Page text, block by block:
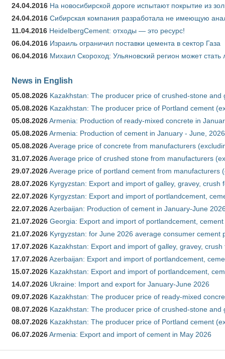
24.04.2016 На новосибирской дороге испытают покрытие из
24.04.2016 Сибирская компания разработала не имеющую
11.04.2016 HeidelbergCement: отходы — это ресурс!
06.04.2016 Израиль ограничил поставки цемента в сектор Газа
06.04.2016 Михаил Скороход: Ульяновский регион может
News in English
05.08.2026 Kazakhstan: The producer price of crushed-stone and
05.08.2026 Kazakhstan: The producer price of Portland cement
05.08.2026Armenia: Production of ready-mixed concrete in
05.08.2026Armenia: Production of cement in January - June, 2026
05.08.2026Average price of concrete from manufacturers
31.07.2026Average price of crushed stone from manufacturers
29.07.2026Average price of portland cement from manufacturers
28.07.2026 Kyrgyzstan: Export and import of galley, gravey,
22.07.2026 Kyrgyzstan: Export and import of portlandcement,
22.07.2026Azerbaijan: Production of cement in January-June
21.07.2026 Georgia: Export and import of portlandcement,
21.07.2026 Kyrgyzstan: for June 2026 average consumer cement
17.07.2026 Kazakhstan: Export and import of galley, gravey,
17.07.2026Azerbaijan: Export and import of portlandcement,
15.07.2026 Kazakhstan: Export and import of portlandcement,
14.07.2026 Ukraine: Import and export for January-June 2026
09.07.2026 Kazakhstan: The producer price of ready-mixed
08.07.2026 Kazakhstan: The producer price of crushed-stone and
08.07.2026 Kazakhstan: The producer price of Portland cement
06.07.2026Armenia: Export and import of cement in May 2026